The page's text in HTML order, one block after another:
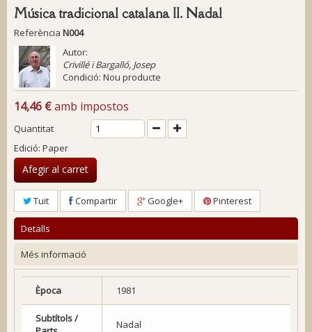
Música tradicional catalana II. Nadal
Referència N004
Autor:
Crivillé i Bargalló, Josep
Condició: Nou producte
14,46 €amb impostos
Quantitat
Edició: Paper
Afegir al carret
Tuit Compartir Google+ Pinterest
Detalls
Més informació
Època 1981
Subtítols /
Nadal